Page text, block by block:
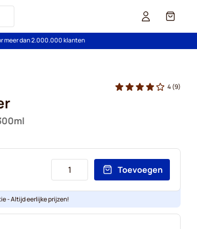
Cart
meer dan 2.000.000 klanten
4(9)
Toevoegen
- Altijd eerlijke prijzen!